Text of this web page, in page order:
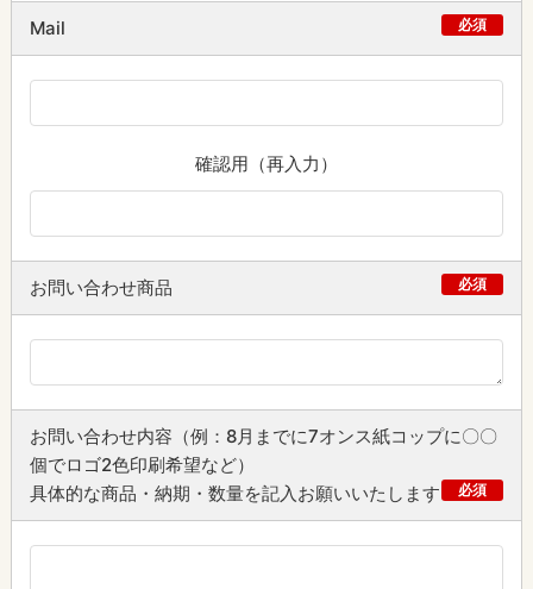
Mail 必須
確認用（再入力）
お問い合わせ商品 必須
お問い合わせ内容（例：8月までに7オンス紙コップに〇〇
個でロゴ2色印刷希望など）
具体的な商品・納期・数量を記入お願いいたします
必須